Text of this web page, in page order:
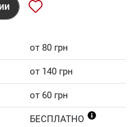
от 80 грн
от 140 грн
от 60 грн
БЕСПЛАТНО